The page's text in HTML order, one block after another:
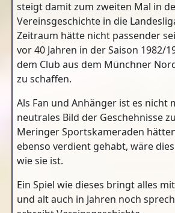
steigt damit zum zweiten Mal in
Vereinsgeschichte in die
Zeitraum hätte nicht passender
vor 40 Jahren in der Saison 1982/
dem Club aus dem Münchner
zu schaffen.
Als Fan und Anhänger ist es nicht
neutrales Bild der Geschehnisse
Meringer Sportskameraden
ebenso verdient gehabt, wäre
wie sie ist.
Ein Spiel wie dieses bringt alles
und alt auch in Jahren noch